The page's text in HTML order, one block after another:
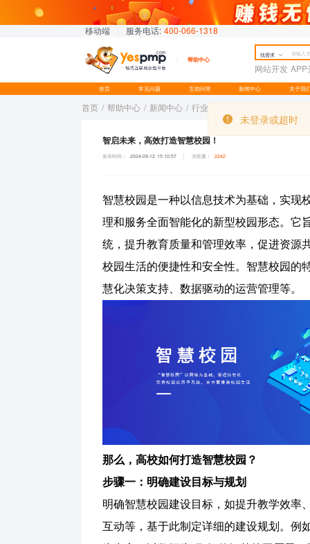
移动端 服务电话:400-066-1318
帮助中心
找需求
网站开发 APP
首页 常见问题 互助问答 新闻中心 关于我
首页 / 帮助中心 / 新闻中心 / 行业新闻
智启未来，高效打造智慧校园！
发布时间： 2024-09-12 15:10:57 浏览量： 2242
智慧校园是一种以信息技术为基础，实现
理和服务全面智能化的新型校园形态。它
统，提升教育质量和管理效率，促进资源
校园生活的便捷性和安全性。 智慧校园 的
慧化决策支持、数据驱动的运营管理等。
那么，高校如何打造智慧校园？
步骤一：明确建设目标与规划
明确智慧校园建设目标，如提升教学效率
互动等，基于此制定详细的建设规划。例
未登录或超时
未登录或超时